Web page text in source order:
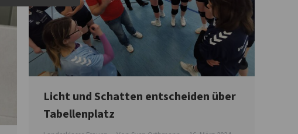
Licht und Schatten entscheiden über
Tabellenplatz